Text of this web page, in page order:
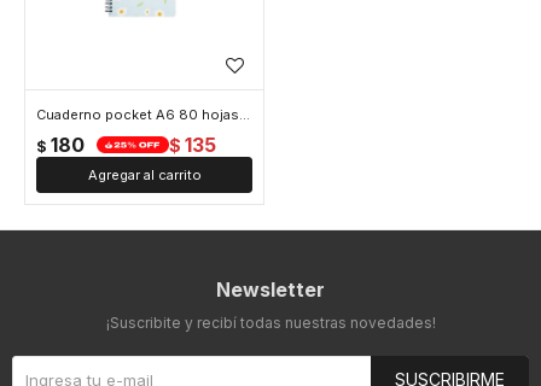
Cuaderno pocket A6 80 hojas - Celeste
$ 180 $ 135
Newsletter
¡Suscribite y recibí todas nuestras novedades!
SUSCRIBIRME